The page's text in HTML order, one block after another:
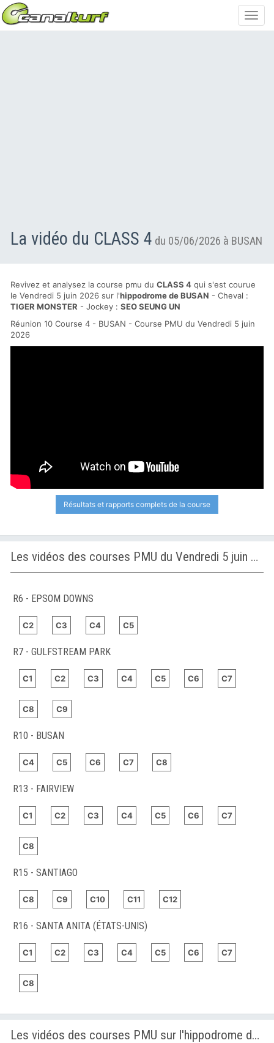
La vidéo du CLASS 4 du 05/06/2026 à BUSAN
Revivez et analysez la course pmu du CLASS 4 qui s'est courue
le Vendredi 5 juin 2026 sur l'hippodrome de BUSAN - Cheval :
TIGER MONSTER - Jockey : SEO SEUNG UN
Réunion 10 Course 4 - BUSAN - Course PMU du Vendredi 5 juin
2026
Résultats et rapports complets de la course
Les vidéos des courses PMU du Vendredi 5 juin 2026
R6 - EPSOM DOWNS
C2 C3 C4 C5
R7 - GULFSTREAM PARK
C1 C2 C3 C4 C5 C6 C7
C8 C9
R10 - BUSAN
C4 C5 C6 C7 C8
R13 - FAIRVIEW
C1 C2 C3 C4 C5 C6 C7
C8
R15 - SANTIAGO
C8 C9 C10 C11 C12
R16 - SANTA ANITA (ÉTATS-UNIS)
C1 C2 C3 C4 C5 C6 C7
C8
Les vidéos des courses PMU sur l'hippodrome de BUSAN